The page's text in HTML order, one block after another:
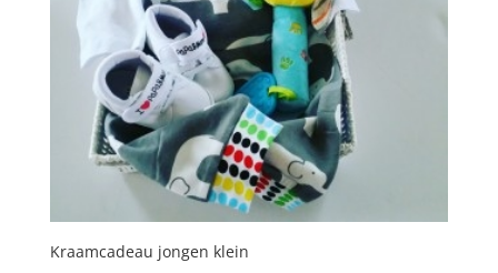
Kraamcadeau jongen klein